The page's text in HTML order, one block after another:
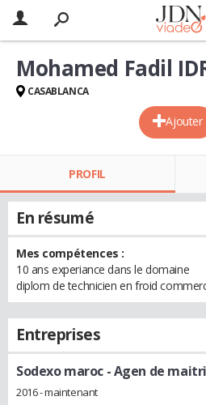
Ajouter
Mohamed Fadil
CASABLANCA
PROFIL
En résumé
Mes compétences :
10 ans experiance dans le domaine
diplom de technicien en froid
Entreprises
Sodexo maroc- Agen de
2016 - maintenant